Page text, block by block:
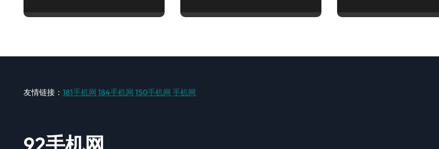
友情链接： 181手机网 184手机网 150手机网 手机网
92手机网